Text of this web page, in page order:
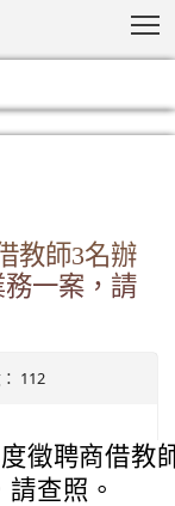
教師3名辦
一案，請
112
徵聘商借教
查照。